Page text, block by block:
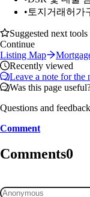
• 토지거래허가
Suggested next tools
Continue
Listing Map
Recently viewed
Leave a note for the
Was this page
Questions and
Comment
Comments0